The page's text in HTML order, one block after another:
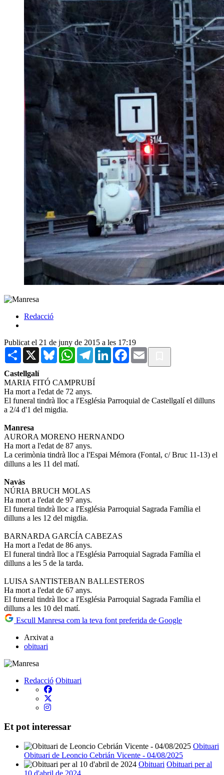
Redacció
Publicat el 21 de juny de 2015 a les 17:19
Share X BlueskyWhatsAppTelegramLinkedInFacebook
Email
Castellgalí
MARIA FITÓ CAMPRUBÍ
Ha mort a l'edat de 72 anys.
El funeral tindrà lloc a l'Església Parroquial de Castellgalí el dilluns
a 2/4 d'1 del migdia.
Manresa
AURORA MORENO HERNANDO
Ha mort a l'edat de 87 anys.
La cerimònia tindrà lloc a l'Espai Mémora (Fontal, c/ Bruc 11-13) el
dilluns a les 11 del matí.
Navàs
NÚRIA BRUCH MOLAS
Ha mort a l'edat de 97 anys.
El funeral tindrà lloc a l'Església Parroquial Sagrada Família el
dilluns a les 12 del migdia.
BARNARDA GARCÍA CABEZAS
Ha mort a l'edat de 86 anys.
El funeral tindrà lloc a l'Església Parroquial Sagrada Família el
dilluns a les 5 de la tarda.
LUISA SANTISTEBAN BALLESTEROS
Ha mort a l'edat de 67 anys.
El funeral tindrà lloc a l'Església Parroquial Sagrada Família el
dilluns a les 10 del matí.
Escull Manresa com la teva font preferida de Google
Arxivat a
obituari
Redacció Obituari
Et pot interessar
Obituari
Obituari de Leoncio Cebrián Vicente - 04/08/2025
Obituari Obituari per al
10 d'abril de 2024